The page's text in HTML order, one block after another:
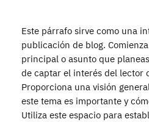
Este párrafo sirve como una
publicación de blog.
principal o asunto que
de captar el interés del lector
Proporciona una visión
este tema es importante y
Utiliza este espacio para